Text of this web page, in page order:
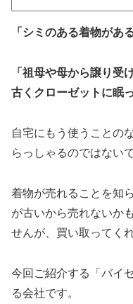
「シミのある着物があ
「祖母や母から譲り受
古くクローゼットに眠
自宅にもう使うことの
らっしゃるのではない
着物が売れることを知
が古いから売れないか
せんが、買い取ってく
今回ご紹介する「バイ
る会社です。